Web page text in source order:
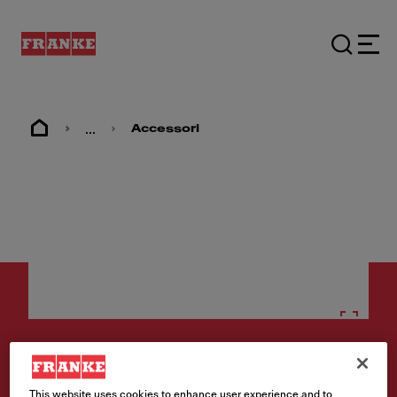
... Accessori
Accessori
This website uses cookies to enhance user experience and to